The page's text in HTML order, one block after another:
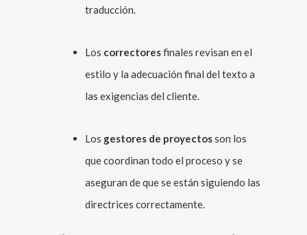
traducción.
Los correctoresfinales revisan en el
estilo y la adecuación final del texto a
las exigencias del cliente.
Los gestores de proyectosson los
que coordinan todo el proceso y se
aseguran de que se están siguiendo las
directrices correctamente.